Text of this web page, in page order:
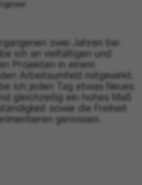
zwei Jahren bei
ich an vielfältigen und
Projekten in einem
Arbeitsumfeld mitgewirkt.
ich jeden Tag etwas Neues
gleichzeitig ein hohes Maß
sowie die Freiheit
genossen.